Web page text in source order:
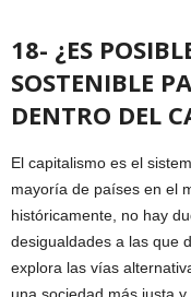
18- ¿ES
SOSTENIBLE
DENTRO DEL
El capitalismo es el
mayoría de países en el
históricamente, no hay
desigualdades a las que
explora las vías